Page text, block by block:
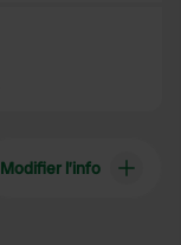
Modifier l’info